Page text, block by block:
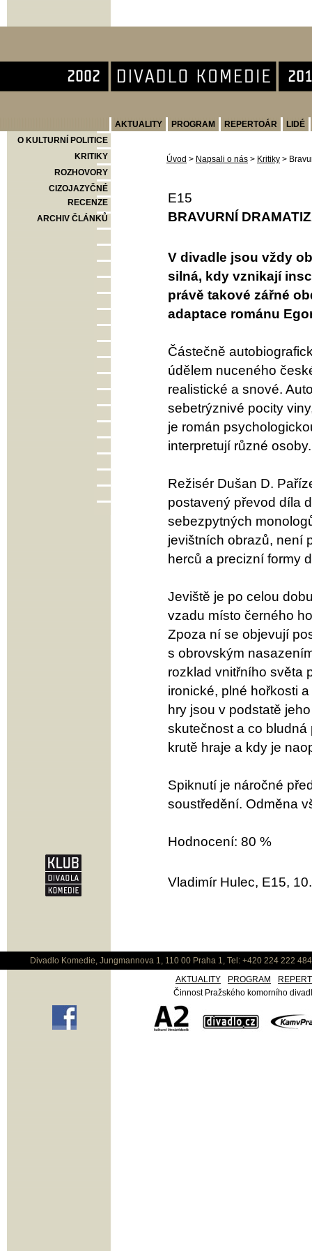
AKTUALITY PROGRAM REPERTOÁR
LIDÉ
O KULTURNÍ POLITICE
KRITIKY
ROZHOVORY
CIZOJAZYČNÉ
RECENZE
ARCHIV ČLÁNKŮ
Úvod > Napsali o nás > Kritiky >
E15
BRAVURNÍ
V divadle jsou vždy
silná, kdy vznikají
právě takové zářné
adaptace románu
Částečně
údělem nuceného
realistické a snové.
sebetrýznivé pocity
je román
interpretují různé
Režisér Dušan D.
postavený převod díla
sebezpytných
jevištních obrazů, není
herců a precizní formy
Jeviště je po celou
vzadu místo černého
Zpoza ní se objevují
s obrovským
rozklad vnitřního světa
ironické, plné hořkosti
hry jsou v podstatě
skutečnost a co
krutě hraje a kdy je
Spiknutí je náročné
soustředění. Odměna
Hodnocení: 80 %
Vladimír Hulec, E15,
Divadlo Komedie, Jungmannova 1, 110 00 Praha 1, Tel: +420 224 222
AKTUALITY
PROGRAM
Činnost Pražského komorního